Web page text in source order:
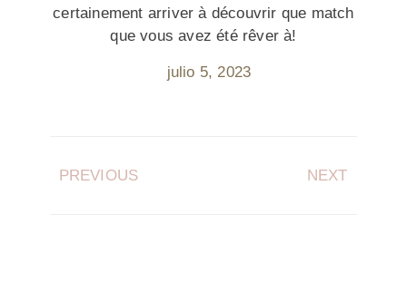
certainement arriver à découvrir que match
que vous avez été rêver à!
julio 5, 2023
PREVIOUS NEXT